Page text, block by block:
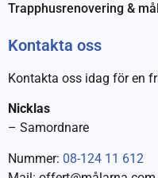
Trapphusrenovering &
Kontakta oss
Kontakta oss idag för en
Nicklas
– Samordnare
Nummer: 08-124 11 612